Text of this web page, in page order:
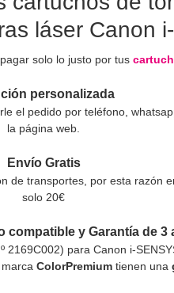
láser Canon
solo lo justo por tus
personalizada
el pedido por teléfono,
la página web.
Envío Gratis
de transportes, por esta razón
solo 20€
compatible y Garantía de 3
2169C002) para Canon i-
ColorPremiumtienen una